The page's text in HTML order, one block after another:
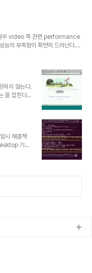
module-
from the Devices menu,
cdrom/VBoxLinuxA..
우 video 쪽 관련 performance
능의 부족함이 확연히 드러난다.
되서 예전의 XP용 게임등을 돌
아주 좋은데 딱 한가지 아쉬운 점
저것 테스트를 위해서는 아무
하다가 문제가 생기면 되돌아가
하지 않는다.
잘 잡힌다)
스트와의
련은 없다.
을 경우가 있
에 이것을
브라우저로
랫만에
시 해결책
기준
4.3.12
$ sudo